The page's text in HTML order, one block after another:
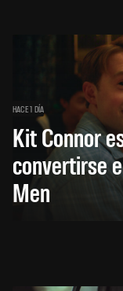
HACE 1 DÍA
Kit Connor
convertirse
Men